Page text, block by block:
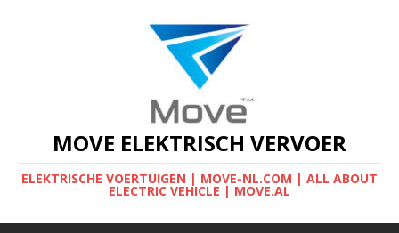
MOVE ELEKTRISCH VERVOER
ELEKTRISCHE VOERTUIGEN | MOVE-NL.COM | ALL ABOUT
ELECTRIC VEHICLE | MOVE.AL